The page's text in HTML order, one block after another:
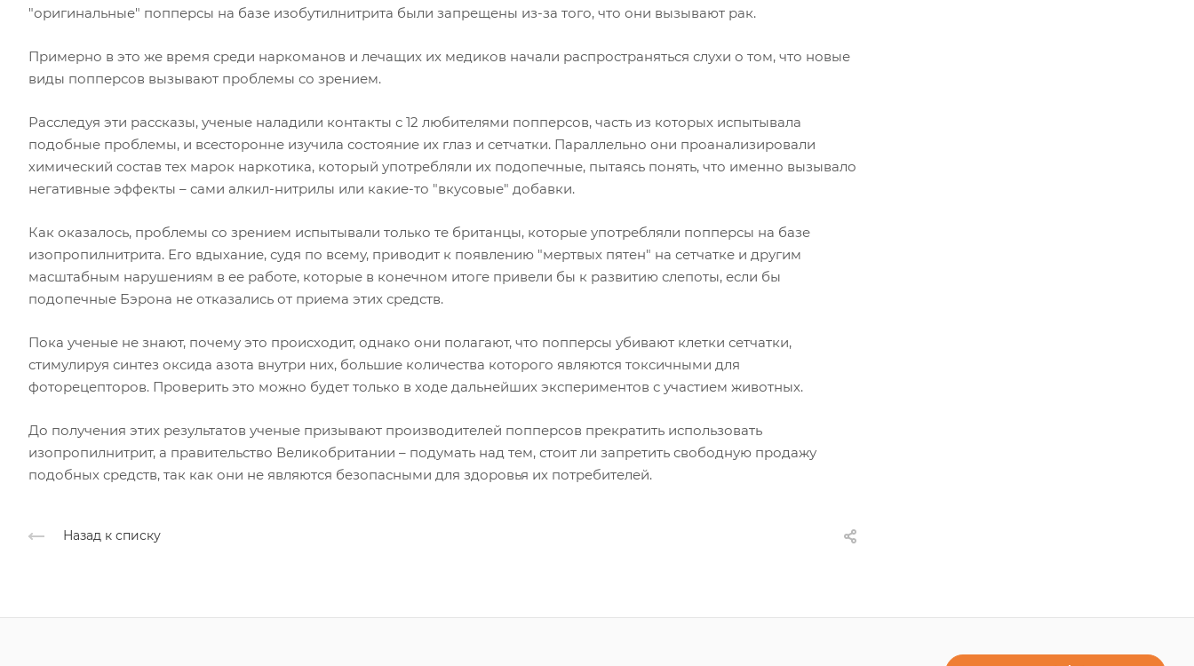
"оригинальные" попперсы на базе изобутилнитрита были запрещены из-за того, что они вызывают рак.
Примерно в это же время среди наркоманов и лечащих их медиков начали распространяться слухи о том, что новые
виды попперсов вызывают проблемы со зрением.
Расследуя эти рассказы, ученые наладили контакты с 12 любителями попперсов, часть из которых испытывала
подобные проблемы, и всесторонне изучила состояние их глаз и сетчатки. Параллельно они проанализировали
химический состав тех марок наркотика, который употребляли их подопечные, пытаясь понять, что именно вызывало
негативные эффекты – сами алкил-нитрилы или какие-то "вкусовые" добавки.
Как оказалось, проблемы со зрением испытывали только те британцы, которые употребляли попперсы на базе
изопропилнитрита. Его вдыхание, судя по всему, приводит к появлению "мертвых пятен" на сетчатке и другим
масштабным нарушениям в ее работе, которые в конечном итоге привели бы к развитию слепоты, если бы
подопечные Бэрона не отказались от приема этих средств.
Пока ученые не знают, почему это происходит, однако они полагают, что попперсы убивают клетки сетчатки,
стимулируя синтез оксида азота внутри них, большие количества которого являются токсичными для
фоторецепторов. Проверить это можно будет только в ходе дальнейших экспериментов с участием животных.
До получения этих результатов ученые призывают производителей попперсов прекратить использовать
изопропилнитрит, а правительство Великобритании – подумать над тем, стоит ли запретить свободную продажу
подобных средств, так как они не являются безопасными для здоровья их потребителей.
Назад к списку